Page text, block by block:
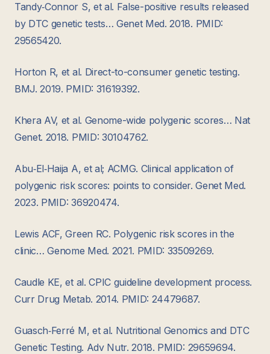
Tandy‑Connor S, et al. False-positive results released
by DTC genetic tests… Genet Med. 2018. PMID:
29565420.
Horton R, et al. Direct-to-consumer genetic testing.
BMJ. 2019. PMID: 31619392.
Khera AV, et al. Genome-wide polygenic scores… Nat
Genet. 2018. PMID: 30104762.
Abu‑El‑Haija A, et al; ACMG. Clinical application of
polygenic risk scores: points to consider. Genet Med.
2023. PMID: 36920474.
Lewis ACF, Green RC. Polygenic risk scores in the
clinic… Genome Med. 2021. PMID: 33509269.
Caudle KE, et al. CPIC guideline development process.
Curr Drug Metab. 2014. PMID: 24479687.
Guasch‑Ferré M, et al. Nutritional Genomics and DTC
Genetic Testing. Adv Nutr. 2018. PMID: 29659694.